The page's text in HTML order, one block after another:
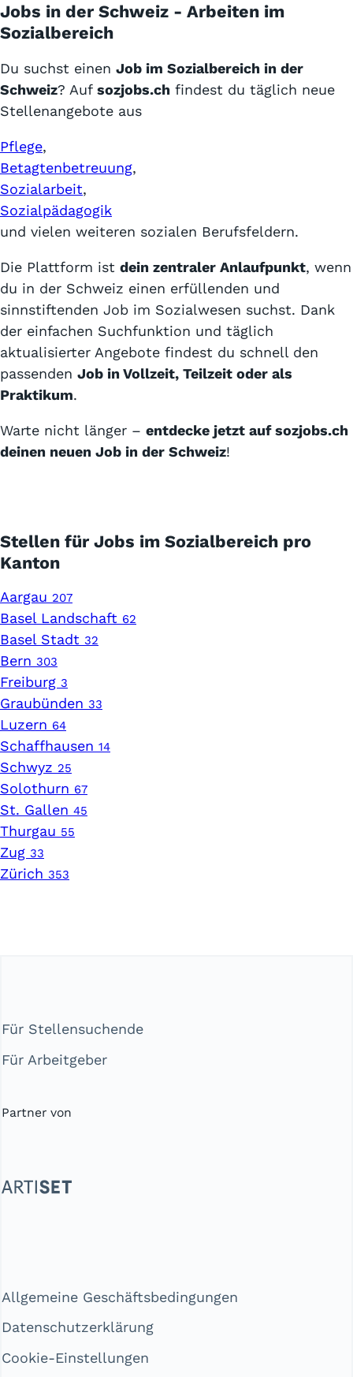
Jobs in der Schweiz - Arbeiten im
Sozialbereich
Du suchst einen Job im Sozialbereich in der
Schweiz? Auf sozjobs.ch findest du täglich neue
Stellenangebote aus
Pflege,
Betagtenbetreuung,
Sozialarbeit,
Sozialpädagogik
und vielen weiteren sozialen Berufsfeldern.
Die Plattform ist dein zentraler Anlaufpunkt, wenn
du in der Schweiz einen erfüllenden und
sinnstiftenden Job im Sozialwesen suchst. Dank
der einfachen Suchfunktion und täglich
aktualisierter Angebote findest du schnell den
passenden Job in Vollzeit, Teilzeit oder als
Praktikum.
Warte nicht länger – entdecke jetzt auf sozjobs.ch
deinen neuen Job in der Schweiz!
Stellen für Jobs im Sozialbereich pro
Kanton
Aargau 207
Basel Landschaft 62
Basel Stadt 32
Bern 303
Freiburg 3
Graubünden 33
Luzern 64
Schaffhausen 14
Schwyz 25
Solothurn 67
St. Gallen 45
Thurgau 55
Zug 33
Zürich 353
Für Stellensuchende
Für Arbeitgeber
Partner von
Allgemeine Geschäftsbedingungen
Datenschutzerklärung
Cookie-Einstellungen